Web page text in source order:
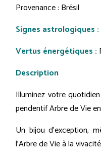
Provenance : Brésil
Signes astrologiques :
Vertus énergétiques :
Description
Illuminez votre
pendentif Arbre de Vie
Un bijou d'exception,
l'Arbre de Vie à la